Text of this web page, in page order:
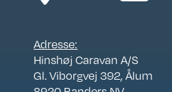
Adresse:
Hinshøj Caravan A/S
Gl. Viborgvej 392, Ålum